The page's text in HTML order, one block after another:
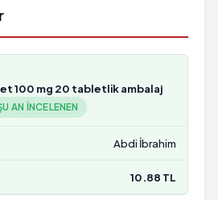
100 mg 20 tabletlik ambalaj
AN INCELENEN
Abdi İbrahim
10.88 TL